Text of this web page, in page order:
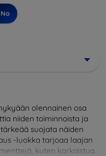
No
olennainen osa
niiden toiminnoista ja
suojata näiden
-luokka tarjoaa laajan
kuten karkaistua